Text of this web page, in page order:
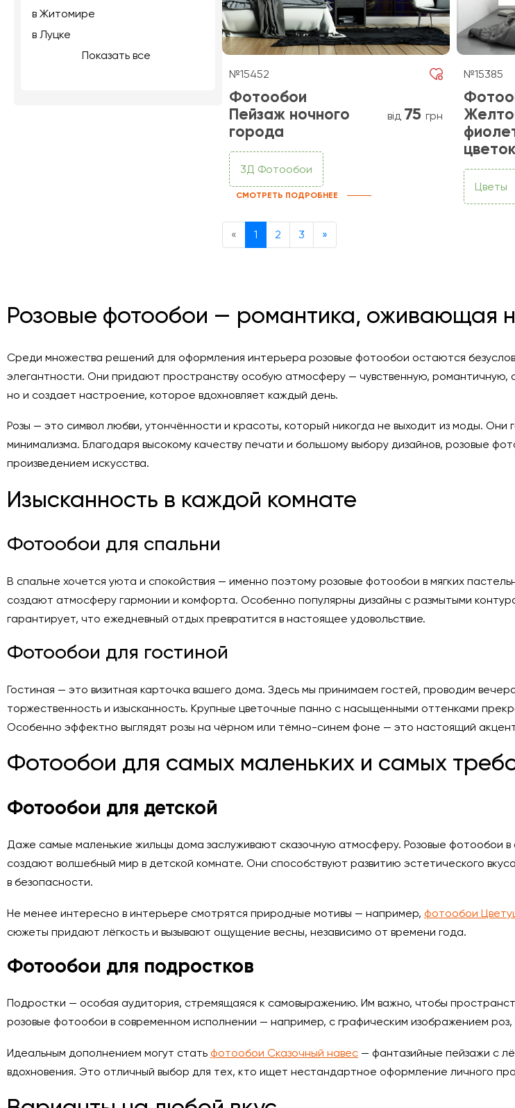
в Житомире
в Луцке
Показать все
№15452
Фотообои
Пейзаж ночного
города
від 75 грн
3Д Фотообои
СМОТРЕТЬ ПОДРОБНЕЕ
№15385
цветок
Цветы
« Previous
1 2 3 »
Розовые фотообои — романтика, оживающая
Среди множества решений для оформления интерьера розовые фотообои остаются
элегантности. Они придают пространству особую атмосферу — чувственную,
но и создает настроение, которое вдохновляет каждый день.
Розы — это символ любви, утончённости и красоты, который никогда не выходит из моды.
минимализма. Благодаря высокому качеству печати и большому выбору дизайнов, розовые
произведением искусства.
Изысканность в каждой комнате
Фотообои для спальни
В спальне хочется уюта и спокойствия — именно поэтому розовые фотообои в мягких
создают атмосферу гармонии и комфорта. Особенно популярны дизайны с размытыми
гарантирует, что ежедневный отдых превратится в настоящее удовольствие.
Фотообои для гостиной
Гостиная — это визитная карточка вашего дома. Здесь мы принимаем гостей, проводим
торжественность и изысканность. Крупные цветочные панно с насыщенными оттенками
Особенно эффектно выглядят розы на чёрном или тёмно-синем фоне — это настоящий
Фотообои для самых маленьких и самых
Фотообои для детской
Даже самые маленькие жильцы дома заслуживают сказочную атмосферу. Розовые фотообои в
создают волшебный мир в детской комнате. Они способствуют развитию эстетического
в безопасности.
Не менее интересно в интерьере смотрятся природные мотивы — например, фотообои
сюжеты придают лёгкость и вызывают ощущение весны, независимо от времени года.
Фотообои для подростков
Подростки — особая аудитория, стремящаяся к самовыражению. Им важно, чтобы
розовые фотообои в современном исполнении — например, с графическим изображением
Идеальным дополнением могут стать фотообои Сказочный навес — фантазийные пейзажи с
вдохновения. Это отличный выбор для тех, кто ищет нестандартное оформление личного